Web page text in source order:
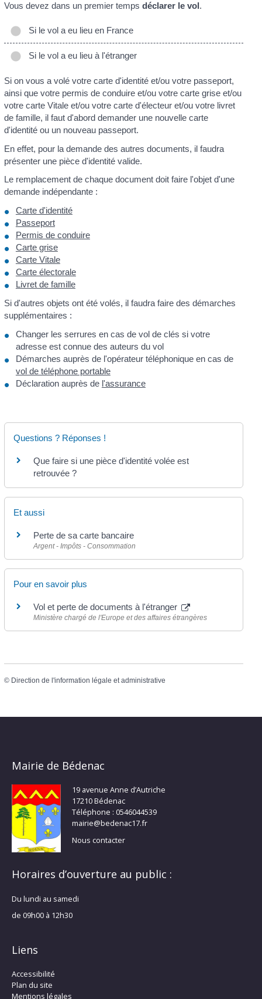
Vous devez dans un premier temps déclarer le vol .
Si le vol a eu lieu en France
Si le vol a eu lieu à l'étranger
Si on vous a volé votre carte d'identité et/ou votre passeport,
ainsi que votre permis de conduire et/ou votre carte grise et/ou
votre carte Vitale et/ou votre carte d'électeur et/ou votre livret
de famille, il faut d'abord demander une nouvelle carte
d'identité ou un nouveau passeport.
En effet, pour la demande des autres documents, il faudra
présenter une pièce d'identité valide.
Le remplacement de chaque document doit faire l'objet d'une
demande indépendante :
Carte d'identité
Passeport
Permis de conduire
Carte grise
Carte Vitale
Carte électorale
Livret de famille
Si d'autres objets ont été volés, il faudra faire des démarches
supplémentaires :
Changer les serrures en cas de vol de clés si votre
adresse est connue des auteurs du vol
Démarches auprès de l'opérateur téléphonique en cas de
vol de téléphone portable
Déclaration auprès de l'assurance
Questions ? Réponses !
Que faire si une pièce d'identité volée est
retrouvée ?
Et aussi
Perte de sa carte bancaire
Argent - Impôts - Consommation
Pour en savoir plus
Vol et perte de documents à l'étranger
Ministère chargé de l'Europe et des affaires étrangères
© Direction de l'information légale et administrative
Mairie de Bédenac
19 avenue Anne d’Autriche
17210 Bédenac
Téléphone : 0546044539
mairie@bedenac17.fr
Nous contacter
Horaires d’ouverture au public :
Du lundi au samedi
de 09h00 à 12h30
Liens
Accessibilité
Plan du site
Mentions légales